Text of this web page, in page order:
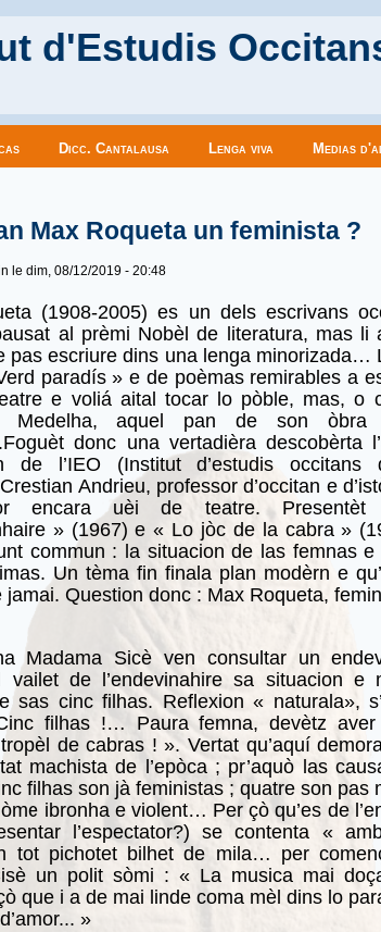
d'Estudis
Dicc. Cantalausa Lenga viva Medias
Max Roqueta un feminista ?
le dim, 08/12/2019 - 20:48
(1908-2005) es un dels escrivans
al prèmi Nobèl de literatura, mas li
pas escriure dins una lenga minorizada…
paradís » e de poèmas remirables a
e voliá aital tocar lo pòble, mas, o
Medelha, aquel pan de son
donc una vertadièra descobèrta
de l’IEO (Institut d’estudis occitans
Crestian Andrieu, professor d’occitan e
encara uèi de teatre.
» (1967) e « Lo jòc de la cabra »
commun : la situacion de las femnas
Un tèma fin finala plan modèrn e
jamai. Question donc : Max Roqueta,
Madama Sicè ven consultar un
vailet de l’endevinahire sa situacion
sas cinc filhas. Reflexion « naturala»,
filhas !… Paura femna, devètz aver
de cabras ! ». Vertat qu’aquí
machista de l’epòca ; pr’aquò las
filhas son jà feministas ; quatre son pas
ibronha e violent… Per çò qu’es de
l’espectator?) se contenta «
tot pichotet bilhet de mila… per
un polit sòmi : « La musica mai
que i a de mai linde coma mèl dins lo
»